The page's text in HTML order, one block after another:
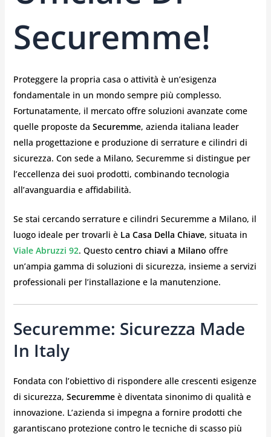
Securemme!
Proteggere la propria casa o attività è un’esigenza
fondamentale in un mondo sempre più complesso.
Fortunatamente, il mercato offre soluzioni avanzate come
quelle proposte da Securemme, azienda italiana leader
nella progettazione e produzione di serrature e cilindri di
sicurezza. Con sede a Milano, Securemme si distingue per
l’eccellenza dei suoi prodotti, combinando tecnologia
all’avanguardia e affidabilità.
Se stai cercando serrature e cilindri Securemme a Milano, il
luogo ideale per trovarli è La Casa Della Chiave, situata in
Viale Abruzzi 92. Questo centro chiavi a Milano offre
un’ampia gamma di soluzioni di sicurezza, insieme a servizi
professionali per l’installazione e la manutenzione.
Securemme: Sicurezza Made
In Italy
Fondata con l’obiettivo di rispondere alle crescenti esigenze
di sicurezza, Securemmeè diventata sinonimo di qualità e
innovazione. L’azienda si impegna a fornire prodotti che
garantiscano protezione contro le tecniche di scasso più